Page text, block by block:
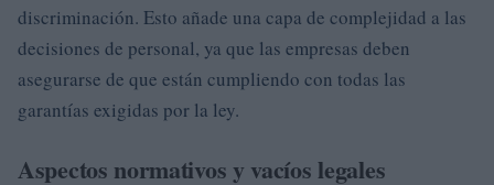
discriminación. Esto añade una capa de complejidad a las
decisiones de personal, ya que las empresas deben
asegurarse de que están cumpliendo con todas las
garantías exigidas por la ley.
Aspectos normativos y vacíos legales